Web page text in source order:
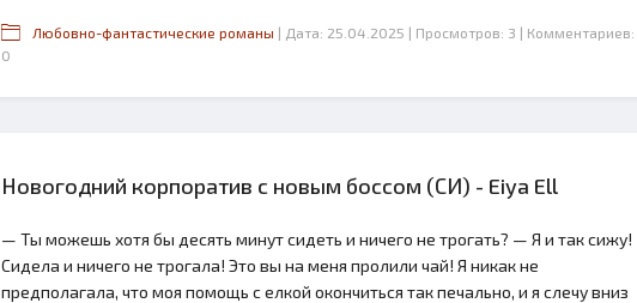
Любовно-фантастические романы | Дата: 25.04.2025 | Просмотров: 3 | Комментариев:
0
Новогодний корпоратив с новым боссом (СИ) - Eiya Ell
— Ты можешь хотя бы десять минут сидеть и ничего не трогать? — Я и так сижу!
Сидела и ничего не трогала! Это вы на меня пролили чай! Я никак не
предполагала, что моя помощь с елкой окончиться так печально, и я слечу вниз